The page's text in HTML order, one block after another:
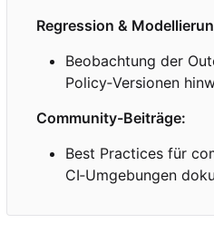
Regression &
Beobachtung der
Policy‑Versionen
Community-Beiträge:
Best Practices für
CI‑Umgebungen